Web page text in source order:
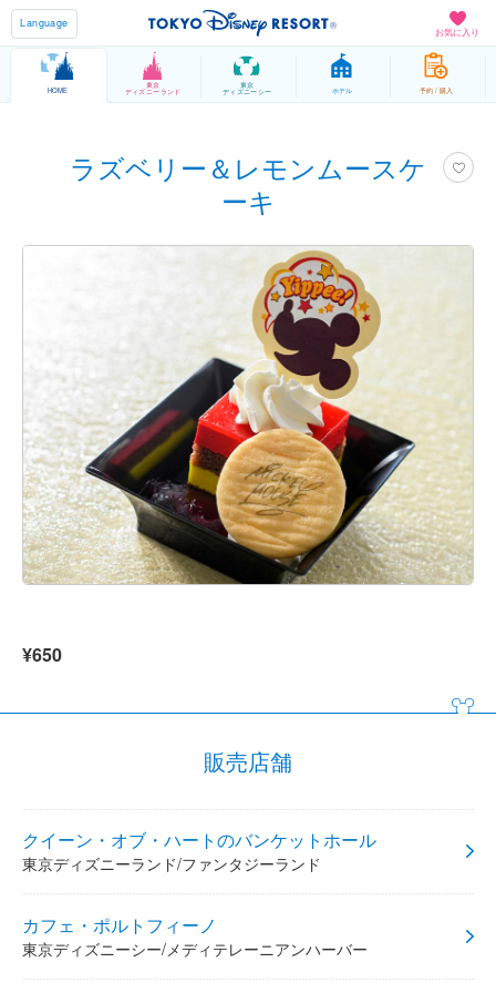
お気に入り
Language
HOME
東京
ディズニーランド
東京
ディズニーシー ホテル 予約 / 購入
ラズベリー＆レモンムースケ
ーキ
¥650
販売店舗
クイーン・オブ・ハートのバンケットホール
東京ディズニーランド/ファンタジーランド
カフェ・ポルトフィーノ
東京ディズニーシー/メディテレーニアンハーバー